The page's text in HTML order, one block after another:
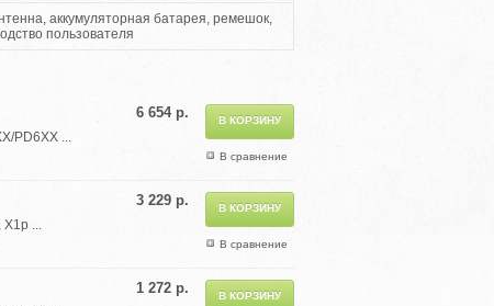
аккумуляторная батарея, ремешок,
пользователя
В сравнение
6 654 р.
PD6XX ...
В сравнение
3 229 р.
X1p ...
1 272 р.